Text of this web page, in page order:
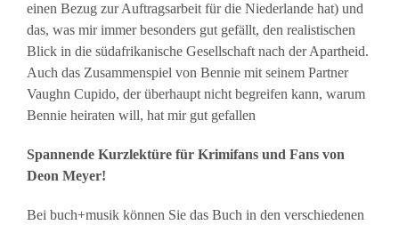
einen Bezug zur Auftragsarbeit für die Niederlande hat) und
das, was mir immer besonders gut gefällt, den realistischen
Blick in die südafrikanische Gesellschaft nach der Apartheid.
Auch das Zusammenspiel von Bennie mit seinem Partner
Vaughn Cupido, der überhaupt nicht begreifen kann, warum
Bennie heiraten will, hat mir gut gefallen
Spannende Kurzlektüre für Krimifans und Fans von
Deon Meyer!
Bei buch+musik können Sie das Buch in den verschiedenen